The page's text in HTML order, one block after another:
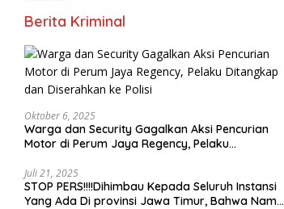
Berita Kriminal
Oktober 6, 2025
Warga dan Security Gagalkan Aksi Pencurian
Motor di Perum Jaya Regency, Pelaku
Juli 21, 2025
STOP PERS!!!!Dihimbau Kepada Seluruh Instansi
Yang Ada Di provinsi Jawa Timur, Bahwa Nama